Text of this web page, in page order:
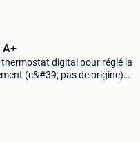
A+
digital pour réglé la
(c&#39; pas de origine)